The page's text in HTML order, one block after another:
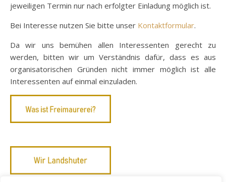
jeweiligen Termin nur nach erfolgter Einladung möglich ist.
Bei Interesse nutzen Sie bitte unser Kontaktformular.
Da wir uns bemühen allen Interessenten gerecht zu
werden, bitten wir um Verständnis dafür, dass es aus
organisatorischen Gründen nicht immer möglich ist alle
Interessenten auf einmal einzuladen.